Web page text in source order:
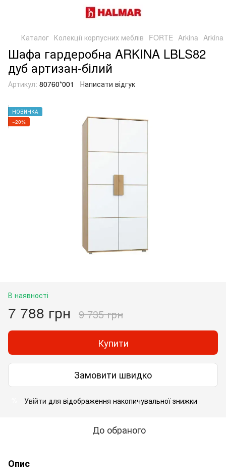
Каталог Колекції корпусних меблів FORTE Arkina Arkina
Шафа гардеробна ARKINA LBLS82
дуб артизан-білий
Артикул: 80760*001 Написати відгук
НОВИНКА
−20%
В наявності
7 788 грн 9 735 грн
Купити
Замовити швидко
Увійти для відображення накопичувальної знижки
До обраного
Опис